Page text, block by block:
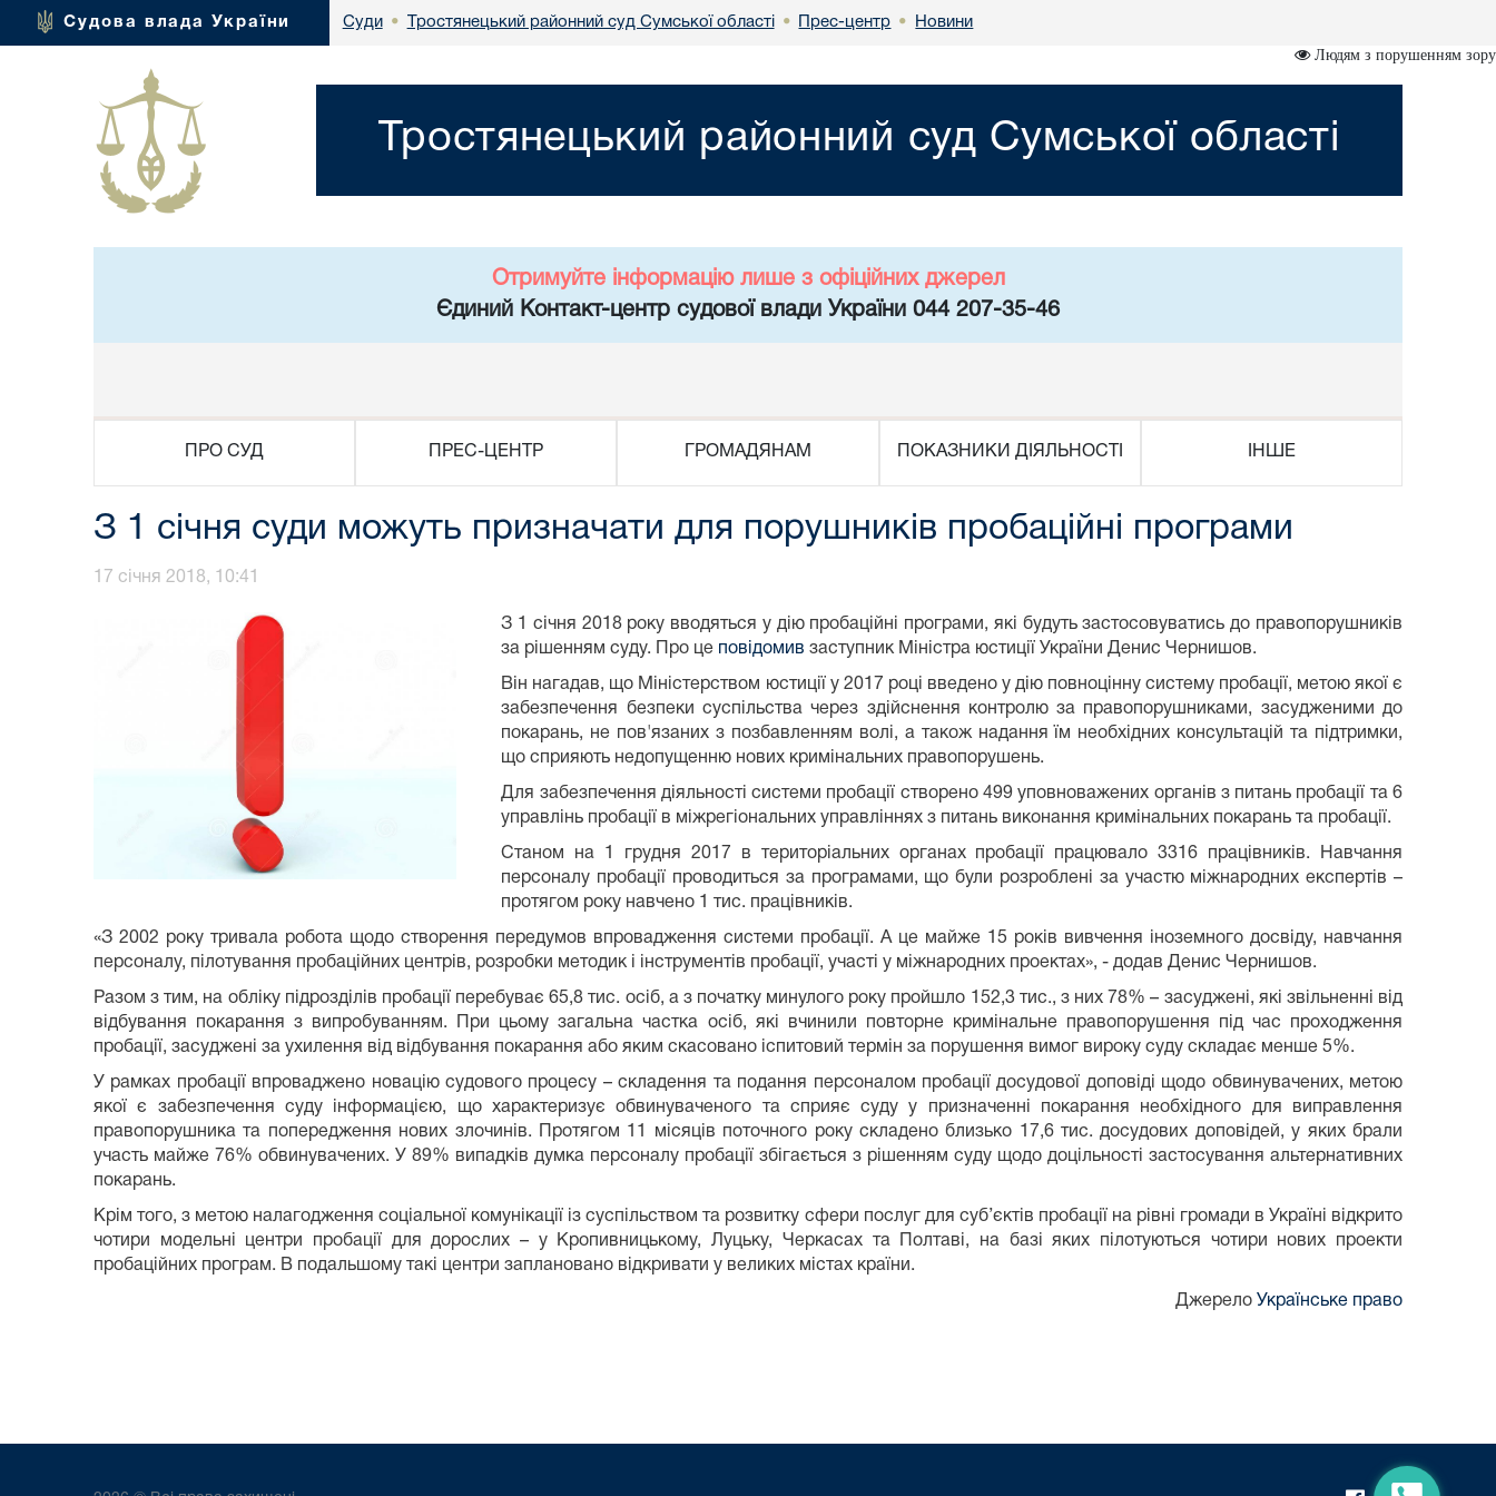
Судова влада України Суди • Тростянецький районний суд Сумської області • Прес-центр • Новини
Людям з порушенням зору
Тростянецький районний суд Сумської області
Отримуйте інформацію лише з офіційних джерел
Єдиний Контакт-центр судової влади України 044 207-35-46
ПРО СУД ПРЕС-ЦЕНТР ГРОМАДЯНАМ ПОКАЗНИКИ ДІЯЛЬНОСТІ ІНШЕ
З 1 січня суди можуть призначати для порушників пробаційні програми
17 січня 2018, 10:41
З 1 січня 2018 року вводяться у дію пробаційні програми, які будуть застосовуватись до правопорушників
за рішенням суду. Про це повідомив заступник Міністра юстиції України Денис Чернишов.
Він нагадав, що Міністерством юстиції у 2017 році введено у дію повноцінну систему пробації, метою якої є
забезпечення безпеки суспільства через здійснення контролю за правопорушниками, засудженими до
покарань, не пов'язаних з позбавленням волі, а також надання їм необхідних консультацій та підтримки,
що сприяють недопущенню нових кримінальних правопорушень.
Для забезпечення діяльності системи пробації створено 499 уповноважених органів з питань пробації та 6
управлінь пробації в міжрегіональних управліннях з питань виконання кримінальних покарань та пробації.
Станом на 1 грудня 2017 в територіальних органах пробації працювало 3316 працівників. Навчання
персоналу пробації проводиться за програмами, що були розроблені за участю міжнародних експертів –
протягом року навчено 1 тис. працівників.
«З 2002 року тривала робота щодо створення передумов впровадження системи пробації. А це майже 15 років вивчення іноземного досвіду, навчання
персоналу, пілотування пробаційних центрів, розробки методик і інструментів пробації, участі у міжнародних проектах», - додав Денис Чернишов.
Разом з тим, на обліку підрозділів пробації перебуває 65,8 тис. осіб, а з початку минулого року пройшло 152,3 тис., з них 78% – засуджені, які звільненні від
відбування покарання з випробуванням. При цьому загальна частка осіб, які вчинили повторне кримінальне правопорушення під час проходження
пробації, засуджені за ухилення від відбування покарання або яким скасовано іспитовий термін за порушення вимог вироку суду складає менше 5%.
У рамках пробації впроваджено новацію судового процесу – складення та подання персоналом пробації досудової доповіді щодо обвинувачених, метою
якої є забезпечення суду інформацією, що характеризує обвинуваченого та сприяє суду у призначенні покарання необхідного для виправлення
правопорушника та попередження нових злочинів. Протягом 11 місяців поточного року складено близько 17,6 тис. досудових доповідей, у яких брали
участь майже 76% обвинувачених. У 89% випадків думка персоналу пробації збігається з рішенням суду щодо доцільності застосування альтернативних
покарань.
Крім того, з метою налагодження соціальної комунікації із суспільством та розвитку сфери послуг для суб’єктів пробації на рівні громади в Україні відкрито
чотири модельні центри пробації для дорослих – у Кропивницькому, Луцьку, Черкасах та Полтаві, на базі яких пілотуються чотири нових проекти
пробаційних програм. В подальшому такі центри заплановано відкривати у великих містах країни.
Джерело Українське право